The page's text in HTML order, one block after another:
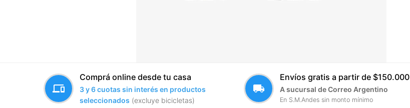
devices
Comprá online desde tu casa
3 y 6 cuotas sin interés en productos
seleccionados (excluye bicicletas)
local_shipping
Envíos gratis a partir de $150.000
A sucursal de Correo Argentino
En S.M.Andes sin monto mínimo